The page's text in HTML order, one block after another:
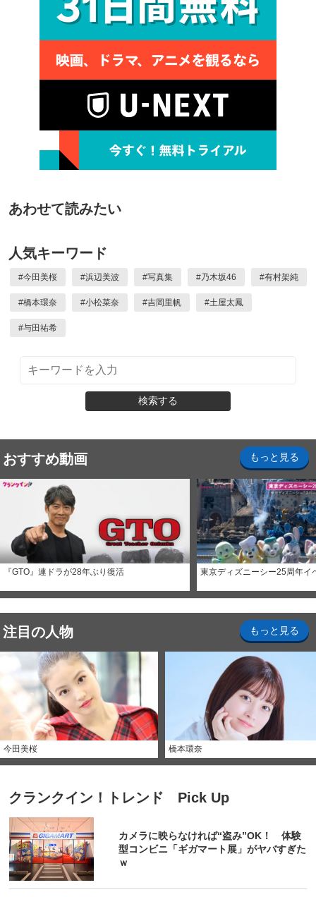
あわせて読みたい
人気キーワード
#今田美桜 #浜辺美波 #写真集 #乃木坂46 #有村架純
#橋本環奈 #小松菜奈 #吉岡里帆 #土屋太鳳
#与田祐希
検索する
おすすめ動画 もっと見る
『GTO』連ドラが28年ぶり復活 東京ディズニーシー25周年イ
注目の人物 もっと見る
今田美桜 橋本環奈
クランクイン！トレンド Pick Up
カメラに映らなければ“盗み”OK！ 体験
型コンビニ「ギガマート展」がヤバすぎた
ｗ